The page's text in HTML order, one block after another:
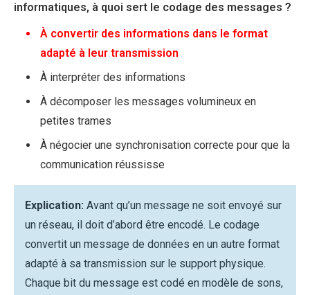
informatiques, à quoi sert le codage des messages ?
À convertir des informations dans le format
adapté à leur transmission
À interpréter des informations
À décomposer les messages volumineux en
petites trames
À négocier une synchronisation correcte pour que la
communication réussisse
Explication: Avant qu’un message ne soit envoyé sur
un réseau, il doit d’abord être encodé. Le codage
convertit un message de données en un autre format
adapté à sa transmission sur le support physique.
Chaque bit du message est codé en modèle de sons,